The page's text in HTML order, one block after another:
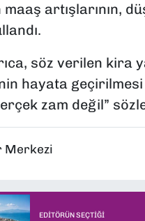
maaş artışlarının,
söz verilen kira
hayata
zam değil”
Merkezi
EDITÖRÜN SEÇTIĞI